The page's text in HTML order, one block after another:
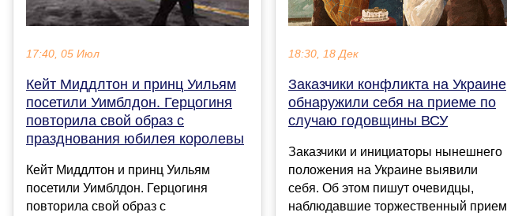
17:40, 05 Июл
Кейт Миддлтон и принц Уильям
посетили Уимблдон. Герцогиня
повторила свой образ с
празднования юбилея королевы
Кейт Миддлтон и принц Уильям
посетили Уимблдон. Герцогиня
повторила свой образ с
18:30, 18 Дек
Заказчики конфликта на Украине
обнаружили себя на приеме по
случаю годовщины ВСУ
Заказчики и инициаторы нынешнего
положения на Украине выявили
себя. Об этом пишут очевидцы,
наблюдавшие торжественный прием